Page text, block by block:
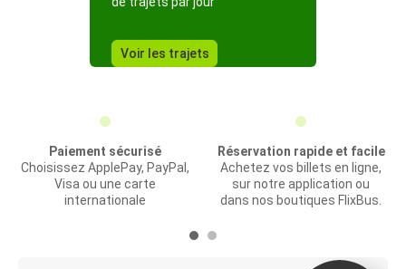
Voir les trajets
Paiement sécurisé
Choisissez ApplePay, PayPal,
Visa ou une carte
internationale
Réservation rapide et facile
Achetez vos billets en ligne,
sur notre application ou
dans nos boutiques FlixBus.